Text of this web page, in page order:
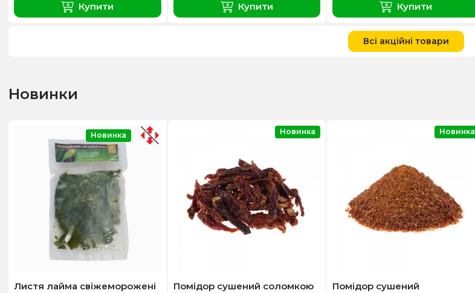
Купити Купити Купити
Всі акційні товари
Новинки
Листя лайма свіжеморожені
Новинка
Помідор сушений соломкою
Новинка
Помідор сушений
Новинка